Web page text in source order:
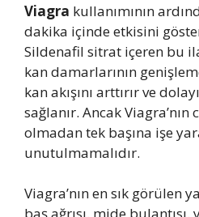
Viagra kullanımının
dakika içinde etkisini
Sildenafil sitrat içeren bu
kan damarlarının
kan akışını arttırır ve
sağlanır. Ancak Viagra’nın
olmadan tek başına işe
unutulmamalıdır.
Viagra’nın en sık görülen